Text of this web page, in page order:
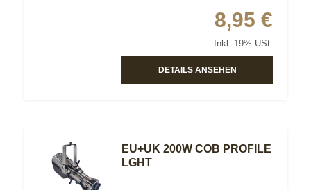
8,95 €
Inkl. 19% USt.
DETAILS ANSEHEN
EU+UK 200W COB PROFILE
LGHT